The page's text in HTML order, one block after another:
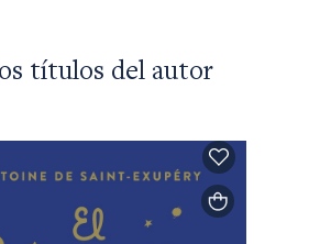
títulos del autor